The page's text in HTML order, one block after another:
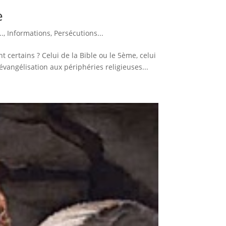
, Informations, Persécutions...
certains ? Celui de la Bible ou le 5ème, celui
aux périphéries religieuses...